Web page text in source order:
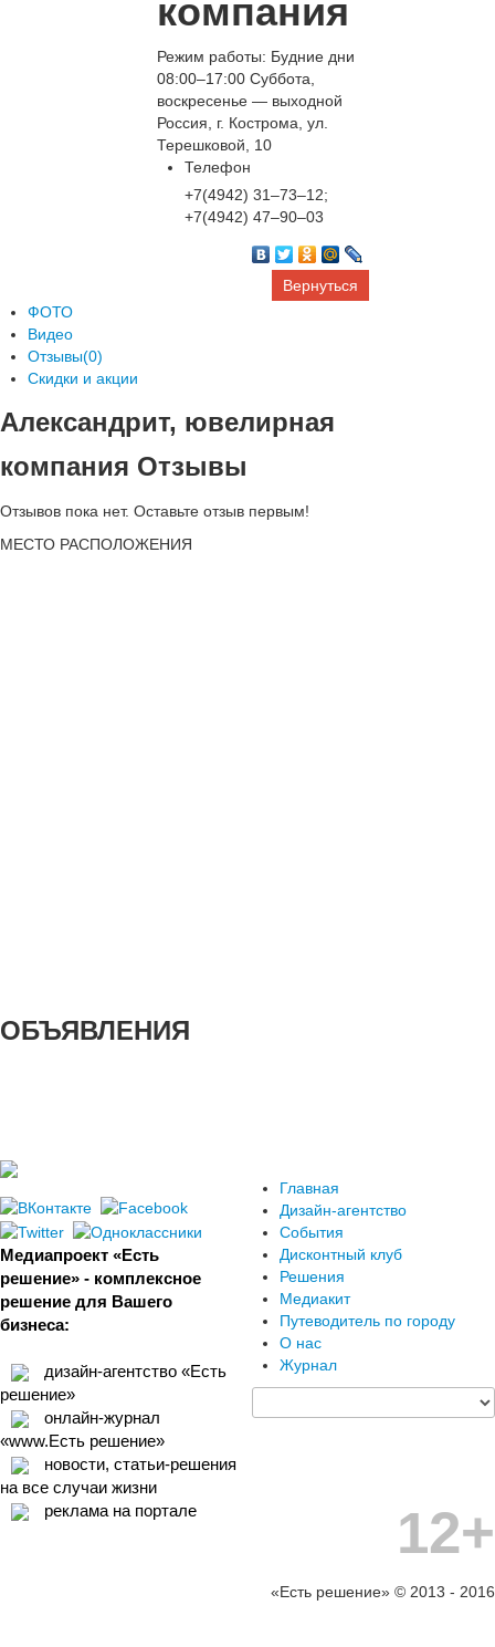
компания
Режим работы: Будние дни
08:00–17:00 Суббота,
воскресенье — выходной
Россия, г. Кострома, ул.
Терешковой, 10
Телефон
+7(4942) 31‒73‒12;
+7(4942) 47‒90‒03
Вернуться
ФОТО
Видео
Отзывы(0)
Скидки и акции
Александрит, ювелирная
компания Отзывы
Отзывов пока нет. Оставьте отзыв первым!
МЕСТО РАСПОЛОЖЕНИЯ
ОБЪЯВЛЕНИЯ
Медиапроект «Есть
решение» - комплексное
решение для Вашего
бизнеса:
дизайн-агентство «Есть
решение»
онлайн-журнал
«www.Есть решение»
новости, статьи-решения
на все случаи жизни
реклама на портале
Главная
Дизайн-агентство
События
Дисконтный клуб
Решения
Медиакит
Путеводитель по городу
О нас
Журнал
12+
«Есть решение» © 2013 - 2016